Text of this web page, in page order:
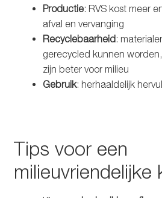
Productie: RVS kost meer
afval en vervanging
Recyclebaarheid:
gerecycled kunnen
zijn beter voor milieu
Gebruik: herhaaldelijk
Tips voor een
milieuvriendelijke